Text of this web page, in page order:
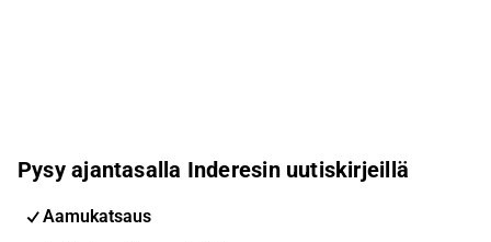
Pysy ajantasalla Inderesin uutiskirjeillä
Aamukatsaus